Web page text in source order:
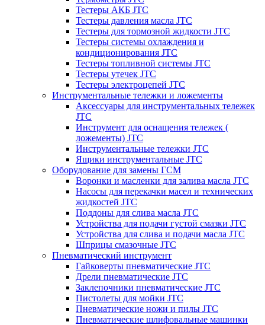
Тестеры АКБ JTC
Тестеры давления масла JTC
Тестеры для тормозной жидкости JTC
Тестеры системы охлаждения и
кондиционирования JTC
Тестеры топливной системы JTC
Тестеры утечек JTC
Тестеры электроцепей JTC
Инструментальные тележки и ложементы
Аксессуары для инструментальных тележек
JTC
Инструмент для оснащения тележек (
ложементы) JTC
Инструментальные тележки JTC
Ящики инструментальные JTC
Оборудование для замены ГСМ
Воронки и масленки для залива масла JTC
Насосы для перекачки масел и технических
жидкостей JTC
Поддоны для слива масла JTC
Устройства для подачи густой смазки JTC
Устройства для слива и подачи масла JTC
Шприцы смазочные JTC
Пневматический инструмент
Гайковерты пневматические JTC
Дрели пневматические JTC
Заклепочники пневматические JTC
Пистолеты для мойки JTC
Пневматические ножи и пилы JTC
Пневматические шлифовальные машинки